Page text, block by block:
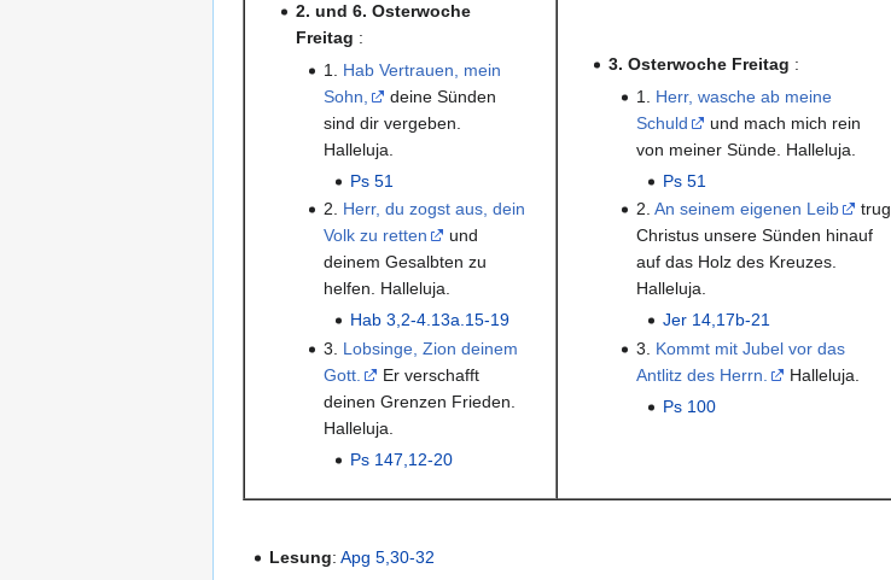
2. und 6. Osterwoche
Freitag :
1. Hab Vertrauen, mein
Sohn,
deine Sünden
sind dir vergeben.
Halleluja.
Ps 51
2. Herr, du zogst aus, dein
Volk zu retten
und
deinem Gesalbten zu
helfen. Halleluja.
Hab 3,2-4.13a.15-19
3. Lobsinge, Zion deinem
Gott.
Er verschafft
deinen Grenzen Frieden.
Halleluja.
Ps 147,12-20
3. Osterwoche Freitag :
1. Herr, wasche ab meine
Schuld
und mach mich rein
von meiner Sünde. Halleluja.
Ps 51
2. An seinem eigenen Leib
trug
Christus unsere Sünden hinauf
auf das Holz des Kreuzes.
Halleluja.
Jer 14,17b-21
3. Kommt mit Jubel vor das
Antlitz des Herrn.
Halleluja.
Ps 100
Lesung:Apg 5,30-32